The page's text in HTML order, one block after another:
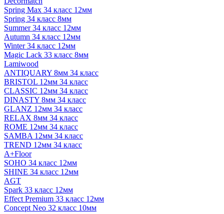
Spring Max 34 класс 12мм
Spring 34 класс 8мм
Summer 34 класс 12мм
Autumn 34 класс 12мм
Winter 34 класс 12мм
Magic Lack 33 класс 8мм
Lamiwood
ANTIQUARY 8мм 34 класс
BRISTOL 12мм 34 класс
CLASSIC 12мм 34 класс
DINASTY 8мм 34 класс
GLANZ 12мм 34 класс
RELAX 8мм 34 класс
ROME 12мм 34 класс
SAMBA 12мм 34 класс
TREND 12мм 34 класс
A+Floor
SOHO 34 класс 12мм
SHINE 34 класс 12мм
AGT
Spark 33 класс 12мм
Effect Premium 33 класс 12мм
Concept Neo 32 класс 10мм